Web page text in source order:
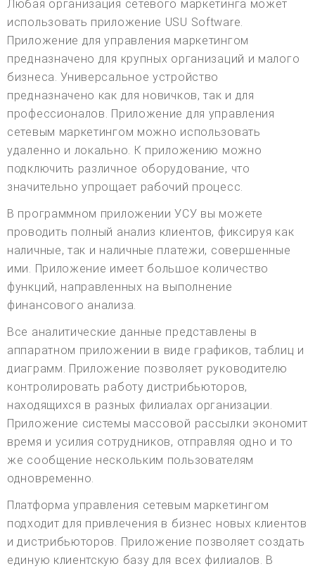
Любая организация сетевого маркетинга может
использовать приложение USU Software.
Приложение для управления маркетингом
предназначено для крупных организаций и малого
бизнеса. Универсальное устройство
предназначено как для новичков, так и для
профессионалов. Приложение для управления
сетевым маркетингом можно использовать
удаленно и локально. К приложению можно
подключить различное оборудование, что
значительно упрощает рабочий процесс.
В программном приложении УСУ вы можете
проводить полный анализ клиентов, фиксируя как
наличные, так и наличные платежи, совершенные
ими. Приложение имеет большое количество
функций, направленных на выполнение
финансового анализа.
Все аналитические данные представлены в
аппаратном приложении в виде графиков, таблиц и
диаграмм. Приложение позволяет руководителю
контролировать работу дистрибьюторов,
находящихся в разных филиалах организации.
Приложение системы массовой рассылки экономит
время и усилия сотрудников, отправляя одно и то
же сообщение нескольким пользователям
одновременно.
Платформа управления сетевым маркетингом
подходит для привлечения в бизнес новых клиентов
и дистрибьюторов. Приложение позволяет создать
единую клиентскую базу для всех филиалов. В